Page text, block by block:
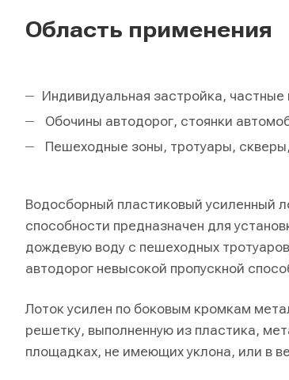
Область применения
Индивидуальная застройка,
Обочины автодорог, стоянки
Пешеходные зоны, тротуары,
Водосборный пластиковый усиленный
способности предназначен для
дождевую воду с пешеходных
автодорог невысокой пропускной
Лоток усилен по боковым кромкам
решетку, выполненную из пластика,
площадках, не имеющих уклона, или в